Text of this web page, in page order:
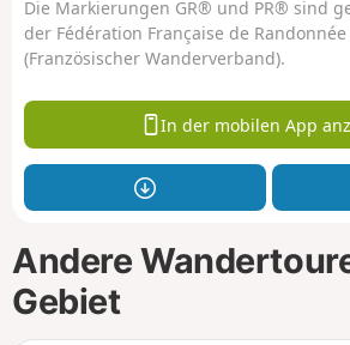
Die Markierungen GR® und PR® sind
der Fédération Française de
(Französischer Wanderverband).
In der mobilen App
Andere
Gebiet